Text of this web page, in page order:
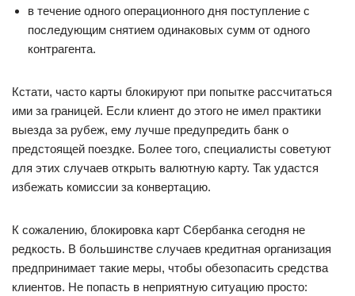
в течение одного операционного дня поступление с
последующим снятием одинаковых сумм от одного
контрагента.
Кстати, часто карты блокируют при попытке рассчитаться
ими за границей. Если клиент до этого не имел практики
выезда за рубеж, ему лучше предупредить банк о
предстоящей поездке. Более того, специалисты советуют
для этих случаев открыть валютную карту. Так удастся
избежать комиссии за конвертацию.
К сожалению, блокировка карт Сбербанка сегодня не
редкость. В большинстве случаев кредитная организация
предпринимает такие меры, чтобы обезопасить средства
клиентов. Не попасть в неприятную ситуацию просто: